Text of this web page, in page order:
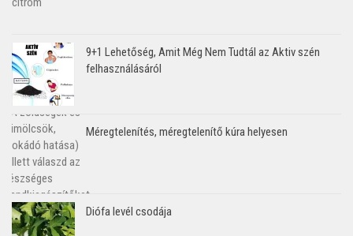
9+1 Lehetőség, Amit Még Nem Tudtál az Aktiv szén
felhasználásáról
Méregtelenítés, méregtelenítő kúra helyesen
Diófa levél csodája